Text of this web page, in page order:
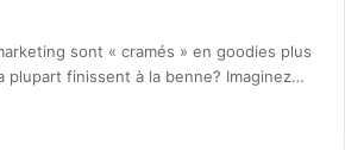
sont « cramés » en goodies plus
plupart finissent à la benne? Imaginez…